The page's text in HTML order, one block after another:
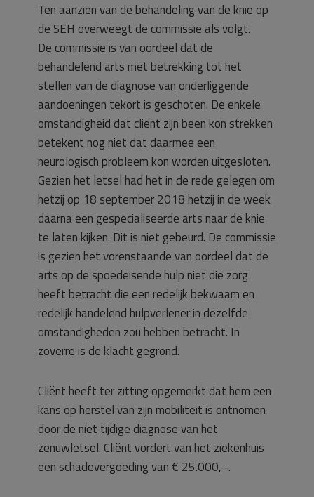
Ten aanzien van de behandeling van de knie op
de SEH overweegt de commissie als volgt.
De commissie is van oordeel dat de
behandelend arts met betrekking tot het
stellen van de diagnose van onderliggende
aandoeningen tekort is geschoten. De enkele
omstandigheid dat cliënt zijn been kon strekken
betekent nog niet dat daarmee een
neurologisch probleem kon worden uitgesloten.
Gezien het letsel had het in de rede gelegen om
hetzij op 18 september 2018 hetzij in de week
daarna een gespecialiseerde arts naar de knie
te laten kijken. Dit is niet gebeurd. De commissie
is gezien het vorenstaande van oordeel dat de
arts op de spoedeisende hulp niet die zorg
heeft betracht die een redelijk bekwaam en
redelijk handelend hulpverlener in dezelfde
omstandigheden zou hebben betracht. In
zoverre is de klacht gegrond.
Cliënt heeft ter zitting opgemerkt dat hem een
kans op herstel van zijn mobiliteit is ontnomen
door de niet tijdige diagnose van het
zenuwletsel. Cliënt vordert van het ziekenhuis
een schadevergoeding van € 25.000,–.